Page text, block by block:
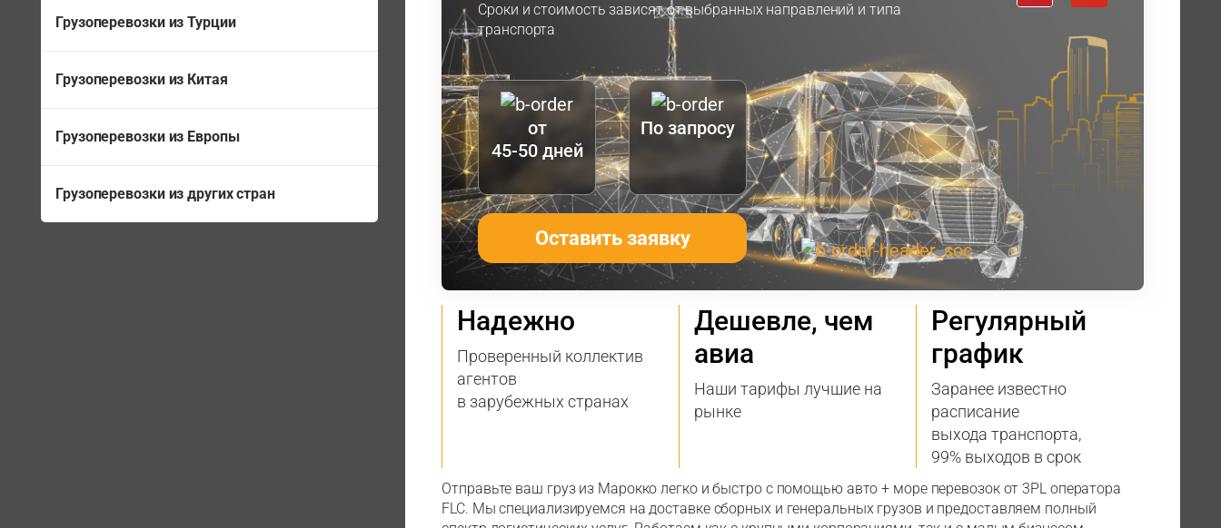
Грузоперевозки из Турции
Грузоперевозки из Китая
Грузоперевозки из Европы
Грузоперевозки из других стран
Сроки и стоимость зависят от выбранных направлений и типа
транспорта
от
45-50 дней
По запросу
Оставить заявку
Надежно
Проверенный коллектив
агентов
в зарубежных странах
Дешевле, чем
авиа
Наши тарифы лучшие на
рынке
Регулярный
график
Заранее известно
расписание
выхода транспорта,
99% выходов в срок
Отправьте ваш груз из Марокко легко и быстро с помощью авто + море перевозок от 3PL оператора
FLC. Мы специализируемся на доставке сборных и генеральных грузов и предоставляем полный